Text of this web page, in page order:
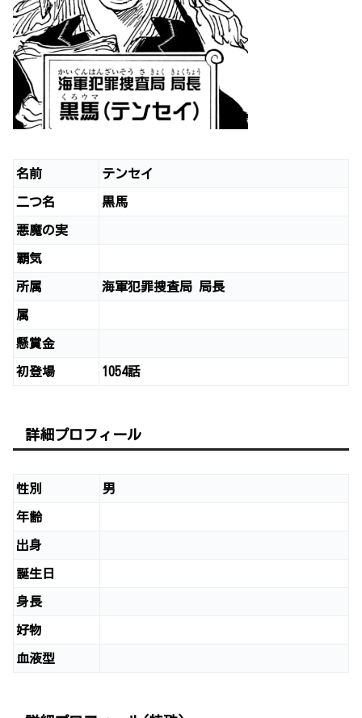
名前 テンセイ
二つ名 黒馬
悪魔の実
覇気
所属 海軍犯罪捜査局 局長
属
懸賞金
初登場 1054話
詳細プロフィール
性別 男
年齢
出身
誕生日
身長
好物
血液型